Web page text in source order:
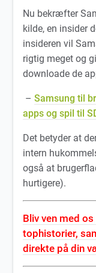
Nu bekræfter
kilde, en insider
insideren vil
rigtig meget og
downloade de
–Samsung til
apps og spil til
Det betyder at
intern
også at
hurtigere).
Bliv ven med
tophistorier,
direkte på din